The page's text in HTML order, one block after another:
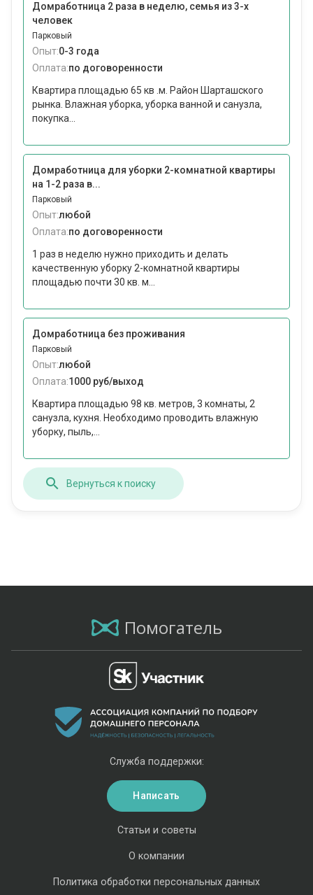
Домработница 2 раза в неделю, семья из 3-х
человек
Парковый
Опыт:0-3 года
Оплата:по договоренности
Квартира площадью 65 кв .м. Район Шарташского
рынка. Влажная уборка, уборка ванной и санузла,
покупка...
Домработница для уборки 2-комнатной квартиры
на 1-2 раза в...
Парковый
Опыт:любой
Оплата:по договоренности
1 раз в неделю нужно приходить и делать
качественную уборку 2-комнатной квартиры
площадью почти 30 кв. м...
Домработница без проживания
Парковый
Опыт:любой
Оплата:1000 руб/выход
Квартира площадью 98 кв. метров, 3 комнаты, 2
санузла, кухня. Необходимо проводить влажную
уборку, пыль,...
Вернуться к поиску
Помогатель
Статьи и советы
О компании
Политика обработки персональных данных
Служба поддержки:
Написать